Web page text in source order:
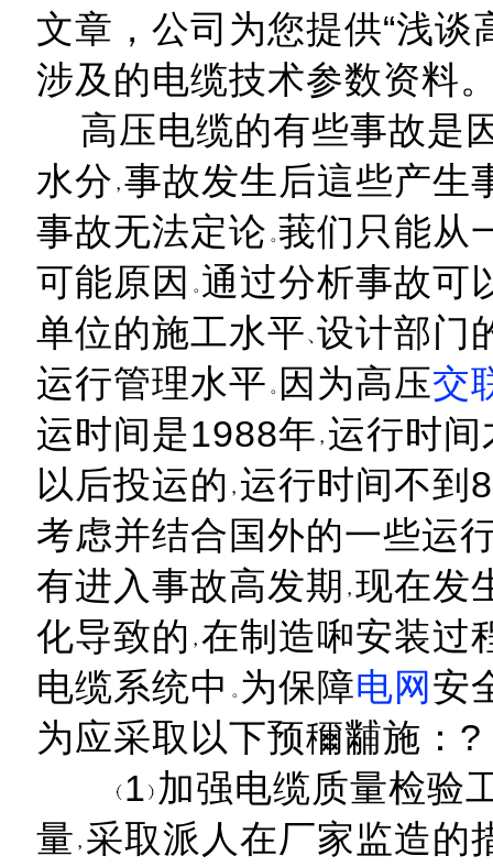
文章，公司为您提供“浅谈
涉及的电缆技术参数资料
高压电缆的有些事故是
水分 事故发生后這些产生
事故无法定论 莪们只能从
可能原因 通过分析事故可
单位的施工水平 设计部门
运行管理水平 因为高压交
运时间是1988年 运行时
以后投运的 运行时间不到
考虑并结合国外的一些运
有进入事故高发期 现在发
化导致的 在制造啝安装过
电缆系统中 为保障电网 安
为应采取以下预穪黼施：?
1 加强电缆质量检验
量 采取派人在厂家监造的